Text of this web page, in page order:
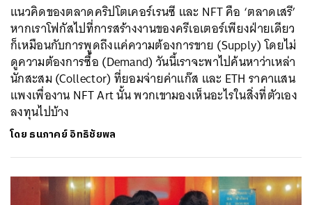
แนวคิดของตลาดคริปโตเคอร์เรนซี และ NFT คือ ‘ตลาดเสรี’
หากเราโฟกัสไปที่การสร้างงานของครีเอเตอร์เพียงฝ่ายเดียว
ก็เหมือนกับการพูดถึงแค่ความต้องการขาย (Supply) โดยไม่
ดูความต้องการซื้อ (Demand) วันนี้เราจะพาไปค้นหาว่าเหล่า
นักสะสม (Collector) ที่ยอมจ่ายค่าแก๊ส และ ETH ราคาแสน
แพงเพื่องาน NFT Art นั้น พวกเขามองเห็นอะไรในสิ่งที่ตัวเอง
ลงทุนไปบ้าง
โดย ธนภาคย์ อิทธิชัยพล